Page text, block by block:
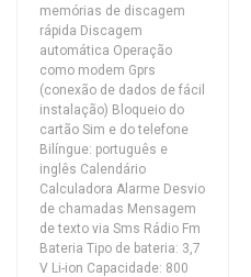
memórias de discagem
rápida Discagem
automática Operação
como modem Gprs
(conexão de dados de fácil
instalação) Bloqueio do
cartão Sim e do telefone
Bilíngue: português e
inglês Calendário
Calculadora Alarme Desvio
de chamadas Mensagem
de texto via Sms Rádio Fm
Bateria Tipo de bateria: 3,7
V Li-ion Capacidade: 800